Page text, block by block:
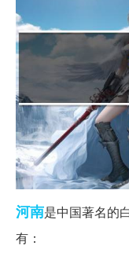
河南是中国著名的
有：